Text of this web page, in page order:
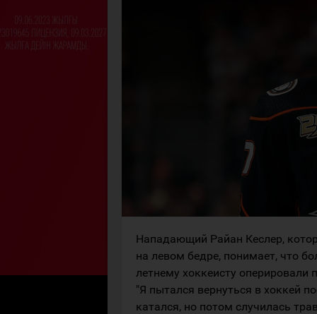
Нападающий Райан Кеслер,
на левом бедре, понимает, что
летнему хоккеисту оперировали
"Я пытался вернуться в хоккей
катался, но потом случилась